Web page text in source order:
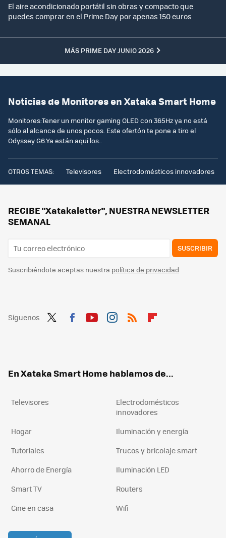
El aire acondicionado portátil sin obras y compacto que
puedes comprar en el Prime Day por apenas 150 euros
MÁS PRIME DAY JUNIO 2026
Noticias de Monitores en Xataka Smart Home
Monitores:Tener un monitor gaming OLED con 365Hz ya no está
sólo al alcance de unos pocos. Este ofertón te pone a tiro el
Odyssey G6.Ya están aquí los..
OTROS TEMAS: Televisores Electrodomésticos innovadores
RECIBE "Xatakaletter", NUESTRA NEWSLETTER
SEMANAL
SUSCRIBIR
Suscribiéndote aceptas nuestra política de privacidad
Síguenos
En Xataka Smart Home hablamos de...
Televisores
Electrodomésticos
innovadores
Hogar
Iluminación y energía
Tutoriales
Trucos y bricolaje smart
Ahorro de Energía
Iluminación LED
Smart TV
Routers
Cine en casa
Wifi